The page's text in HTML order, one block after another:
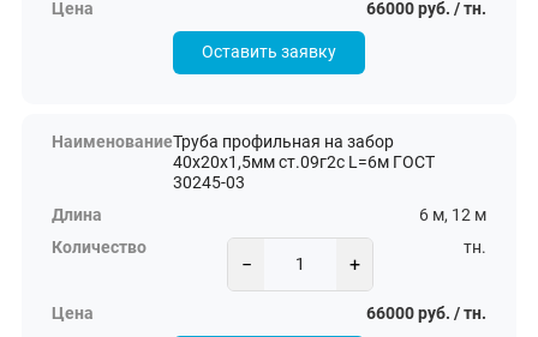
66000 руб. / тн.
Оставить заявку
Труба профильная на забор
40х20х1,5мм ст.09г2с L=6м ГОСТ
30245-03
6 м, 12 м
− +
тн.
66000 руб. / тн.